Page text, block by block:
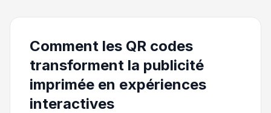
Comment les QR codes
transforment la publicité
imprimée en expériences
interactives